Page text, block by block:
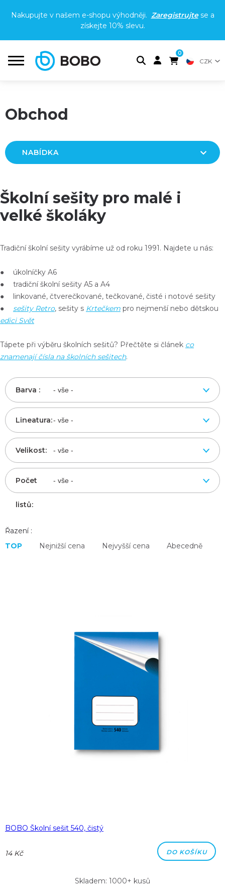
Nakupujte v našem e-shopu výhodněji. Zaregistrujtese a
získejte 10% slevu.
0
CZK
Obchod
NABÍDKA
Školní sešity pro malé i
velké školáky
Tradiční školní sešity vyrábíme už od roku 1991. Najdete u nás:
● úkolníčky A6
● tradiční školní sešity A5 a A4
● linkované, čtverečkované, tečkované, čisté i notové sešity
● sešity Retro, sešity s Krtečkem pro nejmenší nebo dětskou
edici Svět
Tápete při výběru školních sešitů? Přečtěte si článek co
znamenají čísla na školních sešitech.
Barva :
Lineatura:
Velikost:
Počet
listů:
Řazení :
TOP
Nejnižší cena Nejvyšší cena Abecedně
BOBO Školní sešit 540, čistý
14 Kč DO KOŠÍKU
Skladem: 1000+ kusů